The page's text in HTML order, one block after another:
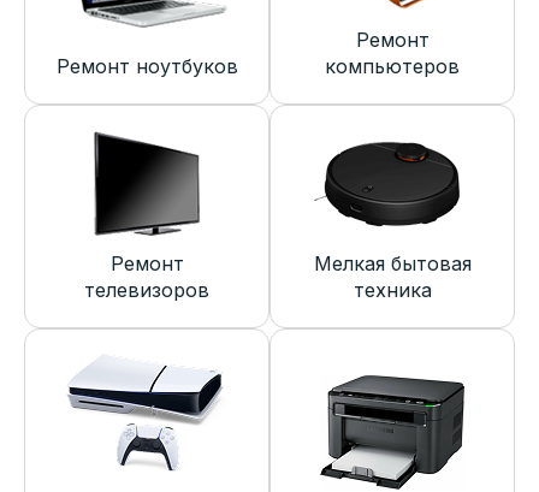
Ремонт ноутбуков
Ремонт
компьютеров
Ремонт
телевизоров
Мелкая бытовая
техника